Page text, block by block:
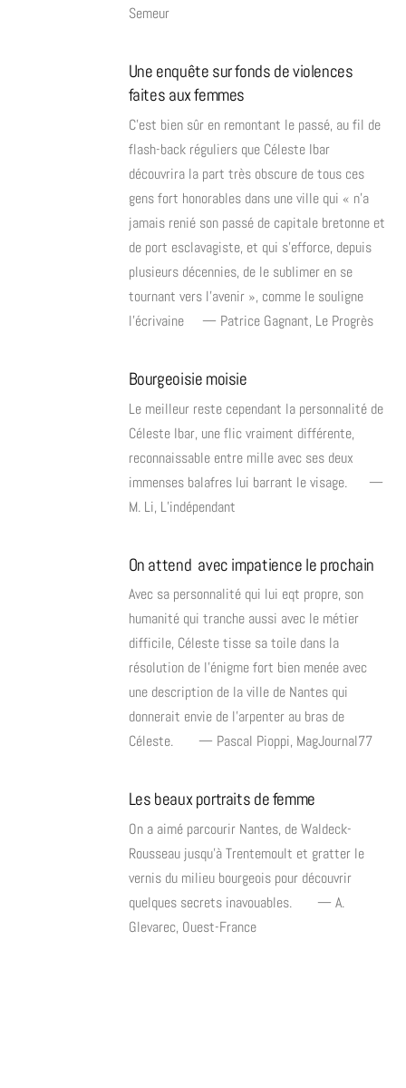
Semeur
Une enquête sur fonds de violences
faites aux femmes
C’est bien sûr en remontant le passé, au fil de
flash-back réguliers que Céleste Ibar
découvrira la part très obscure de tous ces
gens fort honorables dans une ville qui « n’a
jamais renié son passé de capitale bretonne et
de port esclavagiste, et qui s’efforce, depuis
plusieurs décennies, de le sublimer en se
tournant vers l’avenir », comme le souligne
l’écrivaine — Patrice Gagnant, Le Progrès
Bourgeoisie moisie
Le meilleur reste cependant la personnalité de
Céleste Ibar, une flic vraiment différente,
reconnaissable entre mille avec ses deux
immenses balafres lui barrant le visage. —
M. Li, L’indépendant
On attend avec impatience le prochain
Avec sa personnalité qui lui eqt propre, son
humanité qui tranche aussi avec le métier
difficile, Céleste tisse sa toile dans la
résolution de l’énigme fort bien menée avec
une description de la ville de Nantes qui
donnerait envie de l’arpenter au bras de
Céleste. — Pascal Pioppi, MagJournal77
Les beaux portraits de femme
On a aimé parcourir Nantes, de Waldeck-
Rousseau jusqu’à Trentemoult et gratter le
vernis du milieu bourgeois pour découvrir
quelques secrets inavouables. — A.
Glevarec, Ouest-France